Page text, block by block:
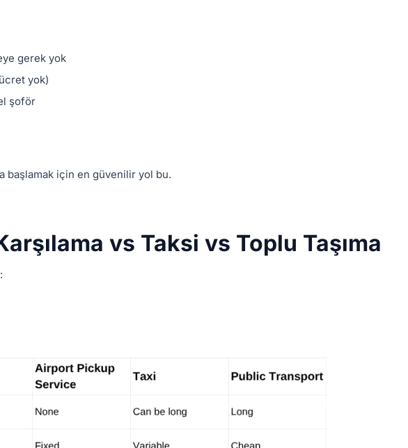
gerek yok
yok)
şoför
başlamak için en güvenilir yol bu.
vs Taksi vs Toplu Taşıma